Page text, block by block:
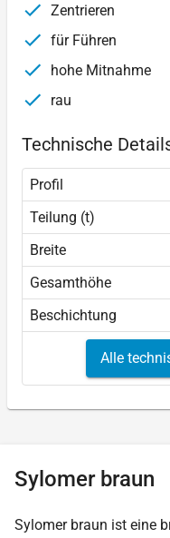
Zentrieren
für Führen
hohe Mitnahme
rau
Technische
Profil
Teilung (t)
Breite
Gesamthöhe
Beschichtung
Alle
Sylomer braun
Sylomer braun ist eine